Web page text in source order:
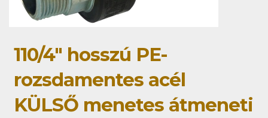
110/4" hosszú PE-
rozsdamentes acél
KÜLSŐ menetes átmeneti